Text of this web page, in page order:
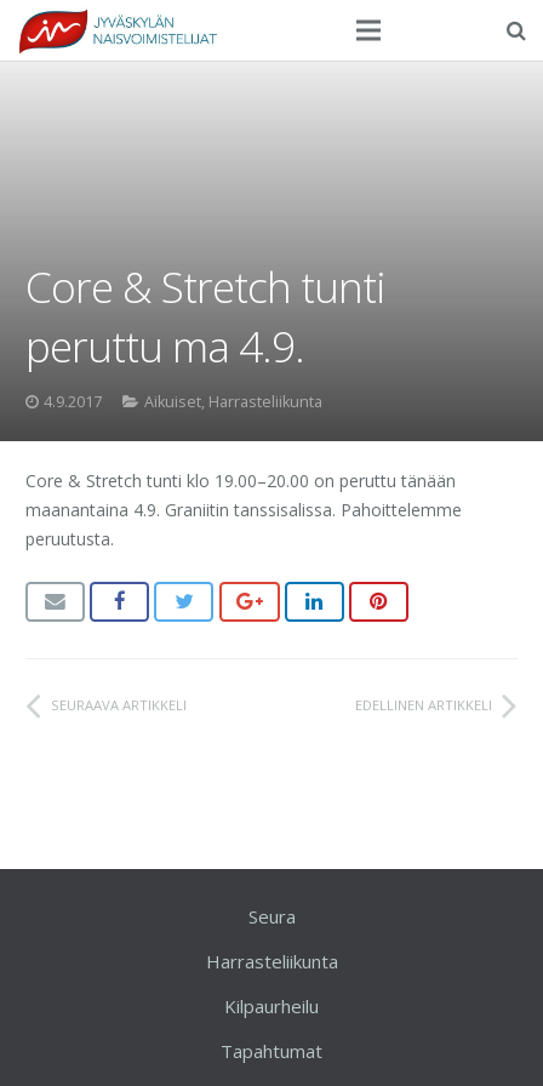
Ilmoittautuminen
Yhteystiedot
Core & Stretch tunti
peruttu ma 4.9.
4.9.2017 Aikuiset, Harrasteliikunta
Core & Stretch tunti klo 19.00–20.00 on peruttu tänään
maanantaina 4.9. Graniitin tanssisalissa. Pahoittelemme
peruutusta.
EDELLINEN ARTIKKELI
SEURAAVA ARTIKKELI
Seura
Harrasteliikunta
Kilpaurheilu
Tapahtumat